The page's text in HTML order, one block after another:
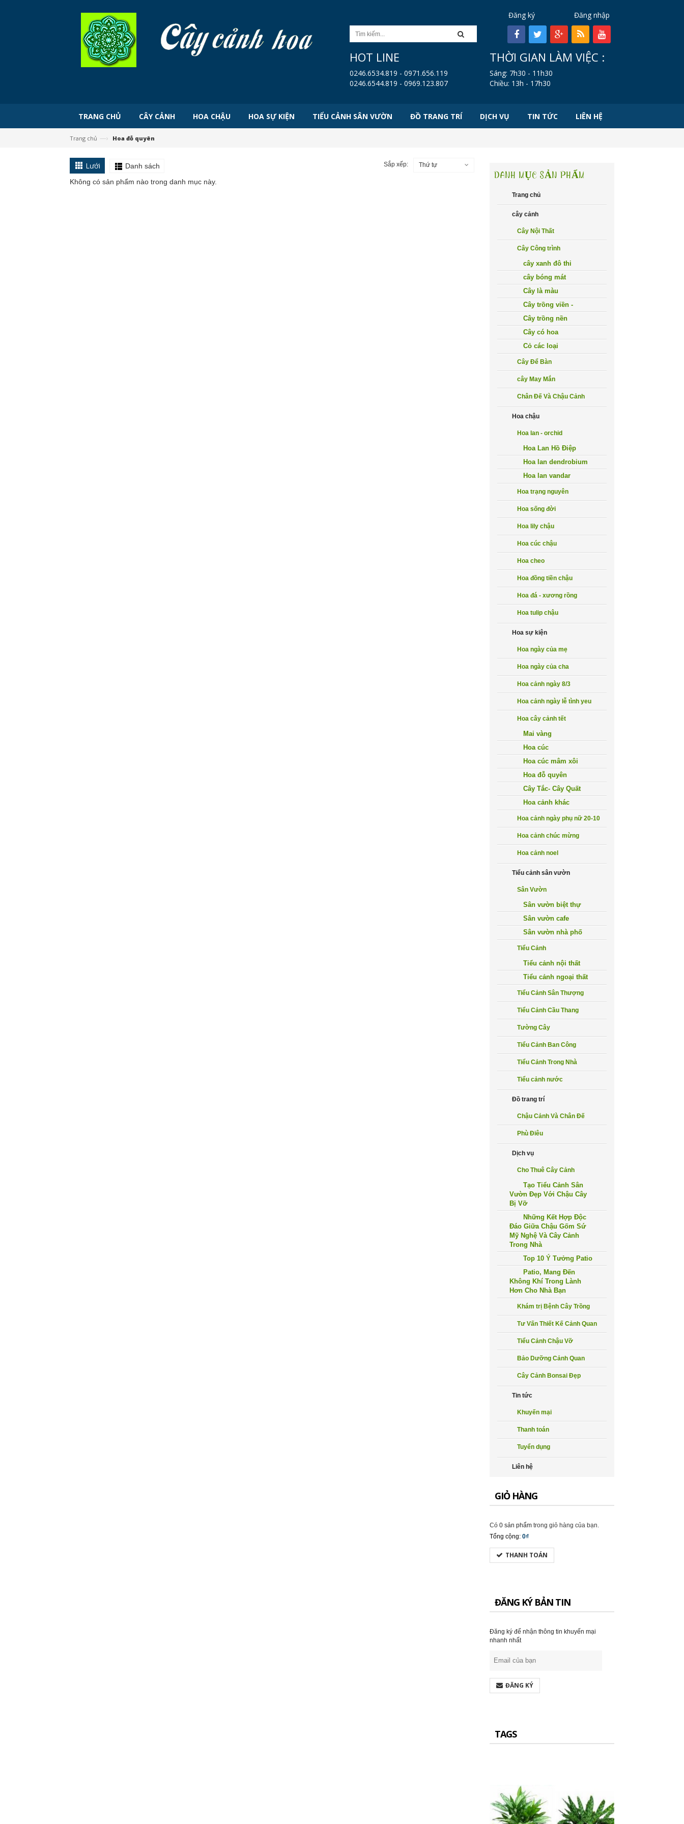
Đăng nhập
Đăng ký
THỜI GIAN LÀM VIỆC :
Sáng: 7h30 - 11h30
Chiều: 13h - 17h30
HOT LINE
0246.6534.819 - 0971.656.119
0246.6544.819 - 0969.123.807
TRANG CHỦ CÂY CẢNH HOA CHẬU HOA SỰ KIỆN TIỂU CẢNH SÂN VƯỜN ĐỒ TRANG TRÍ DỊCH VỤ TIN TỨC LIÊN HỆ
Trang chủ —› Hoa đỗ quyên
Lưới Danh sách Sắp xếp: Thứ tự
Không có sản phẩm nào trong danh mục này.
DANH MỤC SẢN PHẨM
Trang chủ
cây cảnh
Cây Nội Thất
Cây Công trình
cây xanh đô thi
cây bóng mát
Cây là màu
Cây trồng viền -
Cây trồng nền
Cây có hoa
Cỏ các loại
Cây Để Bàn
cây May Mắn
Chân Đế Và Chậu Cảnh
Hoa chậu
Hoa lan - orchid
Hoa Lan Hồ Điệp
Hoa lan dendrobium
Hoa lan vandar
Hoa trạng nguyên
Hoa sống đời
Hoa lily chậu
Hoa cúc chậu
Hoa cheo
Hoa đồng tiền chậu
Hoa đá - xương rồng
Hoa tulip chậu
Hoa sự kiện
Hoa ngày của mẹ
Hoa ngày của cha
Hoa cảnh ngày 8/3
Hoa cảnh ngày lễ tình yeu
Hoa cây cảnh tết
Mai vàng
Hoa cúc
Hoa cúc mâm xôi
Hoa đỗ quyên
Cây Tắc- Cây Quất
Hoa cảnh khác
Hoa cảnh ngày phụ nữ 20-10
Hoa cảnh chúc mừng
Hoa cảnh noel
Tiểu cảnh sân vườn
Sân Vườn
Sân vườn biệt thự
Sân vườn cafe
Sân vườn nhà phố
Tiểu Cảnh
Tiểu cảnh nội thất
Tiểu cảnh ngoại thất
Tiểu Cảnh Sân Thượng
Tiểu Cảnh Cầu Thang
Tường Cây
Tiểu Cảnh Ban Công
Tiểu Cảnh Trong Nhà
Tiểu cảnh nước
Đồ trang trí
Chậu Cảnh Và Chân Đế
Phù Điêu
Dịch vụ
Cho Thuê Cây Cảnh
Tạo Tiểu Cảnh Sân
Vườn Đẹp Với Chậu Cây
Bị Vỡ
Những Kết Hợp Độc
Đáo Giữa Chậu Gốm Sứ
Mỹ Nghệ Và Cây Cảnh
Trong Nhà
Top 10 Ý Tưởng Patio
Patio, Mang Đến
Không Khí Trong Lành
Hơn Cho Nhà Bạn
Khám trị Bệnh Cây Trồng
Tư Vấn Thiết Kế Cảnh Quan
Tiểu Cảnh Chậu Vỡ
Bảo Dưỡng Cảnh Quan
Cây Cảnh Bonsai Đẹp
Tin tức
Khuyến mại
Thanh toán
Tuyển dụng
Liên hệ
GIỎ HÀNG
Có 0 sản phẩm trong giỏ hàng của bạn.
Tổng cộng: 0₫
THANH TOÁN
ĐĂNG KÝ BẢN TIN
Đăng ký để nhận thông tin khuyến mại
nhanh nhất
ĐĂNG KÝ
TAGS